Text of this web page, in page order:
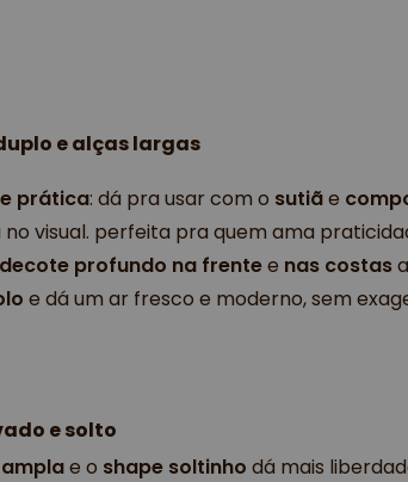
e alças largas
prática: dá pra usar com o sutiãe
visual. perfeita pra quem ama
decote profundo na frentee nas costas
e dá um ar fresco e moderno, sem
e solto
e o shape soltinho dá mais